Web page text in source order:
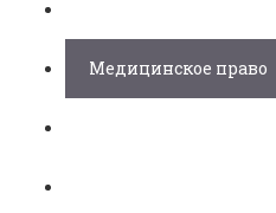
Медицинское право